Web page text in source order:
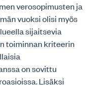
verosopimusten ja
vuoksi olisi myös
sijaitsevia
toiminnan kriteerin
on sovittu
Lisäksi